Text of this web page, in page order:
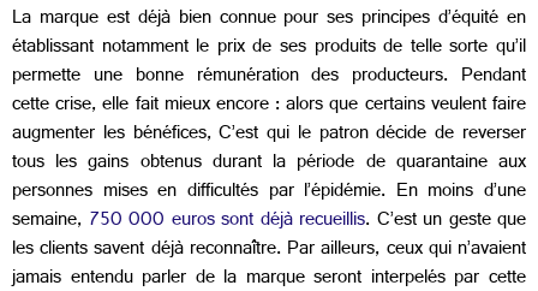
La marque est déjà bien connue pour ses principes d’équité en
établissant notamment le prix de ses produits de telle sorte qu’il
permette une bonne rémunération des producteurs. Pendant
cette crise, elle fait mieux encore : alors que certains veulent faire
augmenter les bénéfices, C’est qui le patron décide de reverser
tous les gains obtenus durant la période de quarantaine aux
personnes mises en difficultés par l’épidémie. En moins d’une
semaine, 750 000 euros sont déjà recueillis. C’est un geste que
les clients savent déjà reconnaître. Par ailleurs, ceux qui n’avaient
jamais entendu parler de la marque seront interpelés par cette